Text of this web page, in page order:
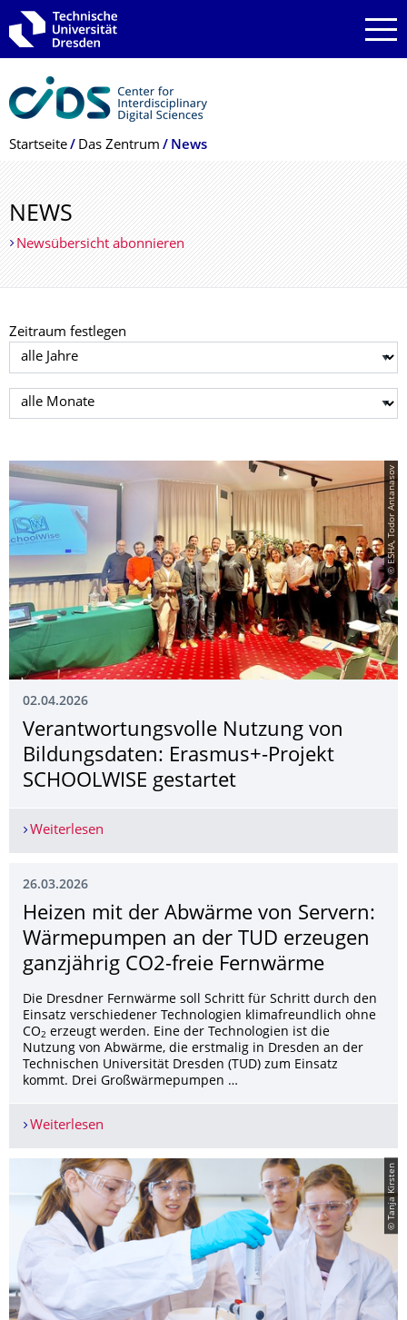
Zur Hauptnavigation springen
Zur Suche springen
Zum Inhalt springen
Breadcrumb-Menü
Startseite Das Zentrum News
NEWS
Newsübersicht abonnieren
Zeitraum festlegen
Jahr auswählen
Monat auswählen
© ESHA, Todor Antanasov
02.04.2026
Verantwortungsvol­le Nutzung von
Bildungsdaten: Erasmus+-Projekt
SCHOOLWISE gestartet
Weiterlesen
26.03.2026
Heizen mit der Abwärme von Servern:
Wärmepumpen an der TUD erzeugen
ganzjährig CO2-freie Fernwärme
Die Dresdner Fernwärme soll Schritt für Schritt durch den
Einsatz verschiedener Technologien klimafreundlich ohne
CO2 erzeugt werden. Eine der Technologien ist die
Nutzung von Abwärme, die erstmalig in Dresden an der
Technischen Universität Dresden (TUD) zum Einsatz
kommt. Drei Großwärmepumpen …
Weiterlesen
© Tanja Kirsten